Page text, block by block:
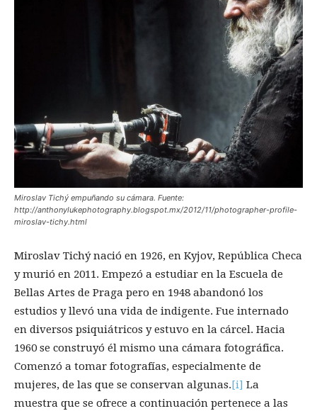
Miroslav Tichý empuñando su cámara. Fuente:
http://anthonylukephotography.blogspot.mx/2012/11/photographer-profile-
miroslav-tichy.html
Miroslav Tichý nació en 1926, en Kyjov, República Checa
y murió en 2011. Empezó a estudiar en la Escuela de
Bellas Artes de Praga pero en 1948 abandonó los
estudios y llevó una vida de indigente. Fue internado
en diversos psiquiátricos y estuvo en la cárcel. Hacia
1960 se construyó él mismo una cámara fotográfica.
Comenzó a tomar fotografías, especialmente de
mujeres, de las que se conservan algunas. [i] La
muestra que se ofrece a continuación pertenece a las